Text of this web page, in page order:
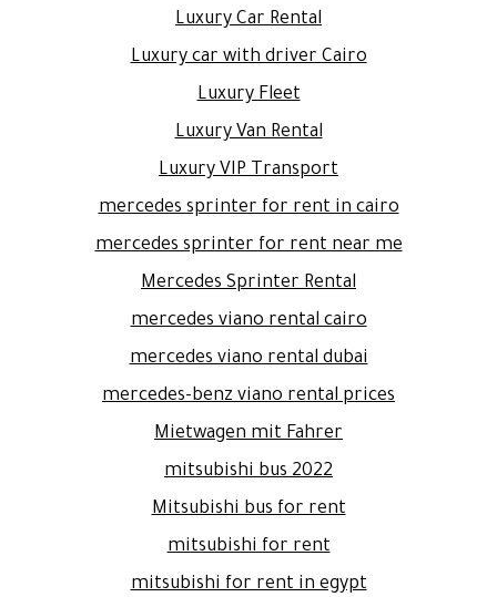
Luxury Car Rental
Luxury car with driver Cairo
Luxury Fleet
Luxury Van Rental
Luxury VIP Transport
mercedes sprinter for rent in cairo
mercedes sprinter for rent near me
Mercedes Sprinter Rental
mercedes viano rental cairo
mercedes viano rental dubai
mercedes-benz viano rental prices
Mietwagen mit Fahrer
mitsubishi bus 2022
Mitsubishi bus for rent
mitsubishi for rent
mitsubishi for rent in egypt